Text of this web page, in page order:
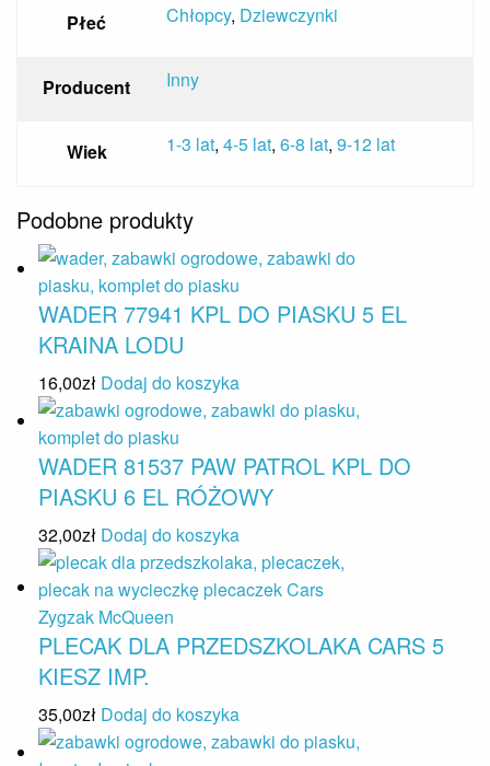
Płeć Chłopcy, Dziewczynki
Producent Inny
Wiek 1-3 lat, 4-5 lat, 6-8 lat, 9-12 lat
Podobne produkty
WADER 77941 KPL DO PIASKU 5 EL
KRAINA LODU
16,00zł Dodaj do koszyka
WADER 81537 PAW PATROL KPL DO
PIASKU 6 EL RÓŻOWY
32,00zł Dodaj do koszyka
PLECAK DLA PRZEDSZKOLAKA CARS 5
KIESZ IMP.
35,00zł Dodaj do koszyka